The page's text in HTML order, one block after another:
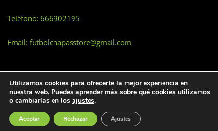
Teléfono: 666902195
Email: futbolchapasstore@gmail.com
TODOS LOS DERECHOS RESERVADOS © 2026
FUTBOLCHAPASSTORE |WWW.FUTBOLCHAPASSTORE.COM
Utilizamos cookies para ofrecerte la mejor experiencia en
nuestra web. Puedes aprender más sobre qué cookies utilizamos
o cambiarlas en los ajustes.
Aceptar Rechazar Ajustes